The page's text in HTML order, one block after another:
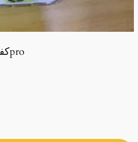
كفر الاسد مع مسكة 14pro